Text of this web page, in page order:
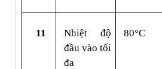
11
Nhiệt độ
đầu vào tối
đa
80°C